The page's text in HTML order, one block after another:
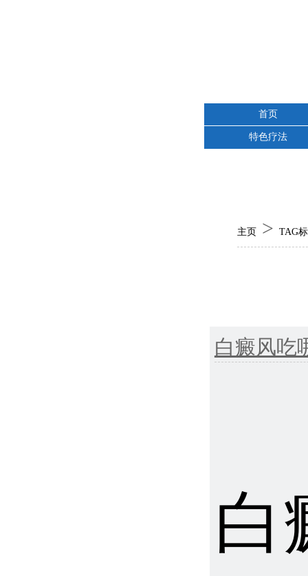
首页
特色疗法
主页> TAG
白癜风吃
白